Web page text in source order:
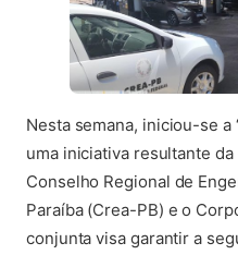
Nesta semana, iniciou-se a
uma iniciativa resultante
Conselho Regional de
Paraíba (Crea-PB) e o
conjunta visa garantir a